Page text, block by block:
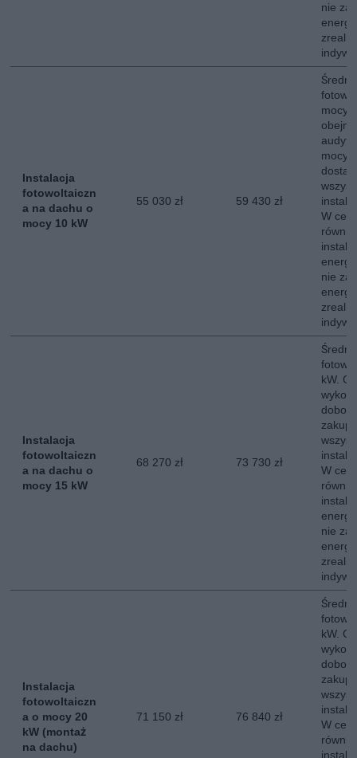
nie
Instalacja
fotowoltaiczn
a na dachu o
mocy 10 kW
55 030 zł 59 430 zł
Średni
mocy
mocy
W
nie
Instalacja
fotowoltaiczn
a na dachu o
mocy 15 kW
68 270 zł 73 730 zł
Średni
kW.
W
nie
Instalacja
fotowoltaiczn
a o mocy 20
kW (montaż
na dachu)
71 150 zł 76 840 zł
Średni
kW.
W